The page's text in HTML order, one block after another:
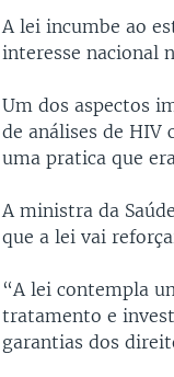
A lei incumbe ao
interesse nacional
Um dos aspectos
de análises de HIV
uma pratica que
A ministra da
que a lei vai
“A lei contempla
tratamento e
garantias dos